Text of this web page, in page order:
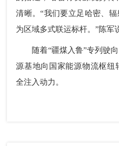
清晰。“我们要立足哈密、
为区域多式联运标杆。”陈军
随着“疆煤入鲁”专列驶向
源基地向国家能源物流枢纽
全注入动力。